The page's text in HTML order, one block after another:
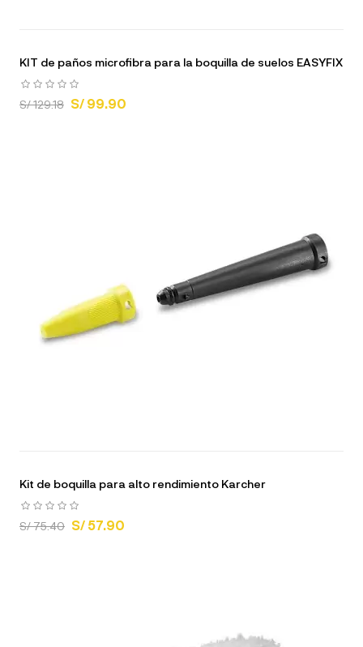
KIT de paños microfibra para la boquilla de suelos EASYFIX
S/ 129.18 S/ 99.90
Kit de boquilla para alto rendimiento Karcher
S/ 75.40 S/ 57.90